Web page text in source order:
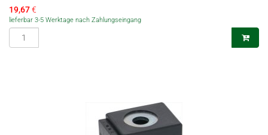
19,67€
lieferbar 3-5 Werktage nach Zahlungseingang